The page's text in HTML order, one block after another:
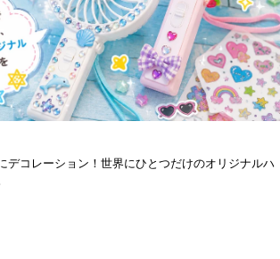
デコレーション！世界にひとつだけのオリジナルハ